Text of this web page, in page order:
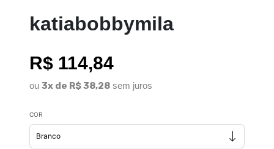
katiabobbymila
R$ 114,84
ou 3x de R$ 38,28 sem juros
COR